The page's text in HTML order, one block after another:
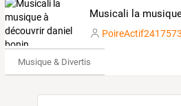
PoireActif2417573
Musique & Divertissements